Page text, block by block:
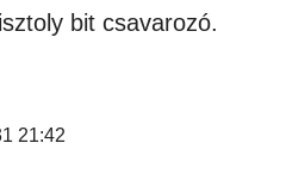
bit csavarozó.
21:42